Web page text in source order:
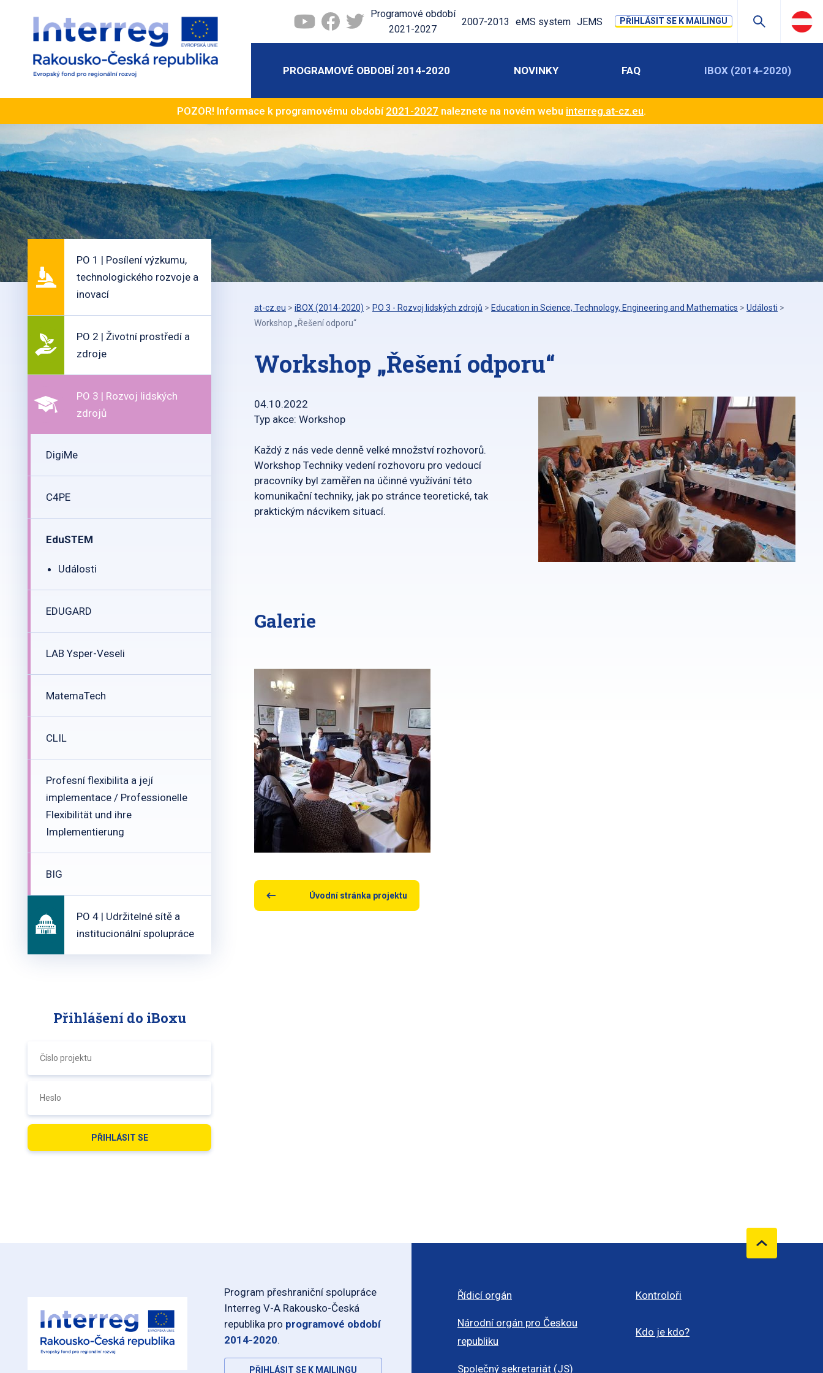
Programové období
2021-2027
2007-2013 eMS system JEMS PŘIHLÁSIT SE K MAILINGU
PROGRAMOVÉ OBDOBÍ 2014-2020 NOVINKY FAQ IBOX (2014-2020)
POZOR! Informace k programovému období 2021-2027 naleznete na novém webu interreg.at-cz.eu.
PO 1 | Posílení výzkumu,
technologického rozvoje a
inovací
PO 2 | Životní prostředí a
zdroje
PO 3 | Rozvoj lidských
zdrojů
DigiMe
C4PE
EduSTEM
Události
EDUGARD
LAB Ysper-Veseli
MatemaTech
CLIL
Profesní flexibilita a její
implementace / Professionelle
Flexibilität und ihre
Implementierung
BIG
PO 4 | Udržitelné sítě a
institucionální spolupráce
Přihlášení do iBoxu
at-cz.eu > iBOX (2014-2020) > PO 3 - Rozvoj lidských zdrojů > Education in Science, Technology, Engineering and Mathematics > Události >
Workshop „Řešení odporu“
Workshop „Řešení odporu“
04.10.2022
Typ akce: Workshop
Každý z nás vede denně velké množství rozhovorů.
Workshop Techniky vedení rozhovoru pro vedoucí
pracovníky byl zaměřen na účinné využívání této
komunikační techniky, jak po stránce teoretické, tak
praktickým nácvikem situací.
Galerie
Úvodní stránka projektu
Program přeshraniční spolupráce
Interreg V-A Rakousko-Česká
republika pro programové období
2014-2020.
PŘIHLÁSIT SE K MAILINGU
Řídicí orgán
Národní orgán pro Českou
republiku
Společný sekretariát (JS)
Kontroloři
Kdo je kdo?